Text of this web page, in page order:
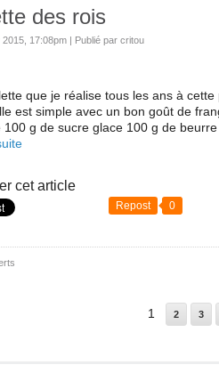
des rois
17:08pm Publié par critou
que je réalise tous les ans à
est simple avec un bon goût de
100 g de sucre glace 100 g de
cet article
Repost 0
1 2 3